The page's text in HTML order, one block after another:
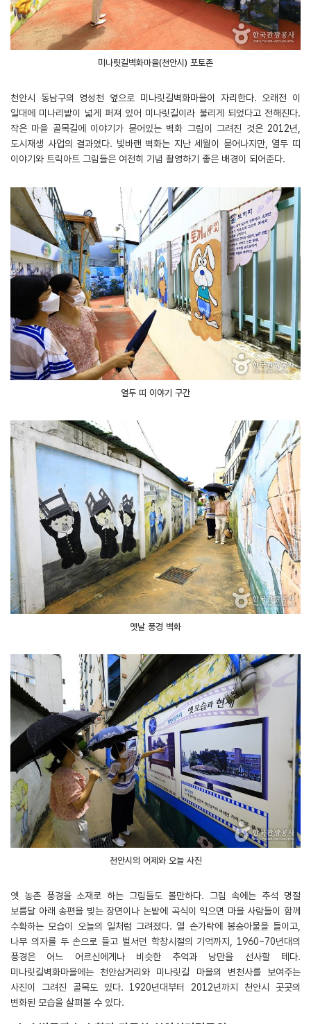
미나릿길벽화마을(천안시) 포토존
천안시 동남구의 영성천 옆으로 미나릿길벽화마을이 자리한다. 오래전 이
일대에 미나리밭이 넓게 퍼져 있어 미나릿길이라 불리게 되었다고 전해진다.
작은 마을 골목길에 이야기가 묻어있는 벽화 그림이 그려진 것은 2012년,
도시재생 사업의 결과였다. 빛바랜 벽화는 지난 세월이 묻어나지만, 열두 띠
이야기와 트릭아트 그림들은 여전히 기념 촬영하기 좋은 배경이 되어준다.
열두 띠 이야기 구간
옛날 풍경 벽화
천안시의 어제와 오늘 사진
옛 농촌 풍경을 소재로 하는 그림들도 볼만하다. 그림 속에는 추석 명절
보름달 아래 송편을 빚는 장면이나 논밭에 곡식이 익으면 마을 사람들이 함께
수확하는 모습이 오늘의 일처럼 그려졌다. 열 손가락에 봉숭아물을 들이고,
나무 의자를 두 손으로 들고 벌서던 학창시절의 기억까지, 1960~70년대의
풍경은 어느 어르신에게나 비슷한 추억과 낭만을 선사할 테다.
미나릿길벽화마을에는 천안삼거리와 미나릿길 마을의 변천사를 보여주는
사진이 그려진 골목도 있다. 1920년대부터 2012년까지 천안시 곳곳의
변화된 모습을 살펴볼 수 있다.